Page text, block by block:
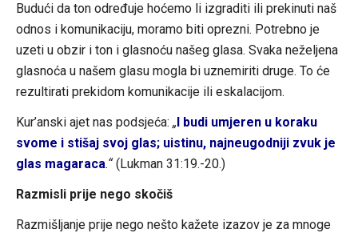
Budući da ton određuje hoćemo li izgraditi ili prekinuti naš
odnos i komunikaciju, moramo biti oprezni. Potrebno je
uzeti u obzir i ton i glasnoću našeg glasa. Svaka neželjena
glasnoća u našem glasu mogla bi uznemiriti druge. To će
rezultirati prekidom komunikacije ili eskalacijom.
Kur’anski ajet nas podsjeća: „I budi umjeren u koraku
svome i stišaj svoj glas; uistinu, najneugodniji zvuk je
glas magaraca.“(Lukman 31:19.-20.)
Razmisli prije nego skočiš
Razmišljanje prije nego nešto kažete izazov je za mnoge